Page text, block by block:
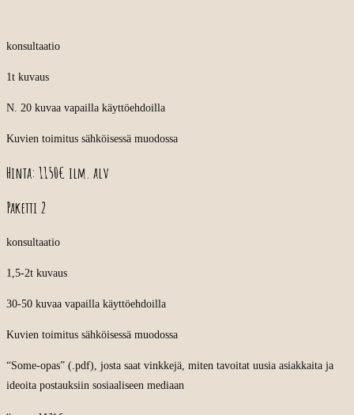
konsultaatio
1t kuvaus
N. 20 kuvaa vapailla käyttöehdoilla
Kuvien toimitus sähköisessä muodossa
Hinta: 1150€ ilm. alv
Paketti 2
konsultaatio
1,5-2t kuvaus
30-50 kuvaa vapailla käyttöehdoilla
Kuvien toimitus sähköisessä muodossa
“Some-opas” (.pdf), josta saat vinkkejä, miten tavoitat uusia asiakkaita ja
ideoita postauksiin sosiaaliseen mediaan